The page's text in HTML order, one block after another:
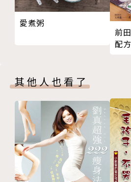
【名家推廌】
◎王進士（立法委員）
◎李棟樑（中華民國企業永續發
◎林憲德（成大建築研究所教授）
◎郭城孟（台大植物標本館館長）
◎郭瓊瑩（文化大學景觀所所長
◎許榮輝（台灣公園綠地協會秘
◎黃育徵（浩然基金會董事）
◎張育森（台大園藝暨景觀系教
◎廖朝軒（海洋大學河海工程系
◎蔡建生（元利建設總經理）
15.新加坡濱海堤壩P.56
16.新加坡環球影城P.58
2.綠屋頂的投資，電費可以省回
3.綠屋頂及立體綠化可固定二氧
4.生物多樣性與生態跳島P.64
5.減緩都市熱島效應P.65
6.停留雨水以免驟雨造成馬路淹
7.美化屋頂成為觀光或休憩場所
8.打造屋頂及陽台有機農園P.67
9.隔熱保溫節能P.67
愛煮粥
前
配
其他人也看了